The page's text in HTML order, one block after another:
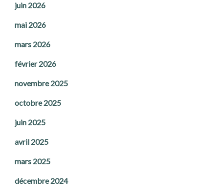
juin 2026
mai 2026
mars 2026
février 2026
novembre 2025
octobre 2025
juin 2025
avril 2025
mars 2025
décembre 2024